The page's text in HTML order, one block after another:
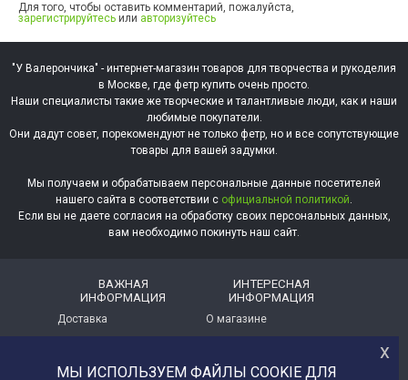
Для того, чтобы оставить комментарий, пожалуйста,
зарегистрируйтесь или авторизуйтесь
"У Валерончика" - интернет-магазин товаров для творчества и рукоделия
в Москве, где фетр купить очень просто.
Наши специалисты такие же творческие и талантливые люди, как и наши
любимые покупатели.
Они дадут совет, порекомендуют не только фетр, но и все сопутствующие
товары для вашей задумки.
Мы получаем и обрабатываем персональные данные посетителей
нашего сайта в соответствии с официальной политикой.
Если вы не даете согласия на обработку своих персональных данных,
вам необходимо покинуть наш сайт.
ВАЖНАЯ
ИНФОРМАЦИЯ
Доставка
Помощь
ИНТЕРЕСНАЯ
ИНФОРМАЦИЯ
О магазине
Отзывы о магазине
х
МЫ ИСПОЛЬЗУЕМ ФАЙЛЫ COOKIE ДЛЯ